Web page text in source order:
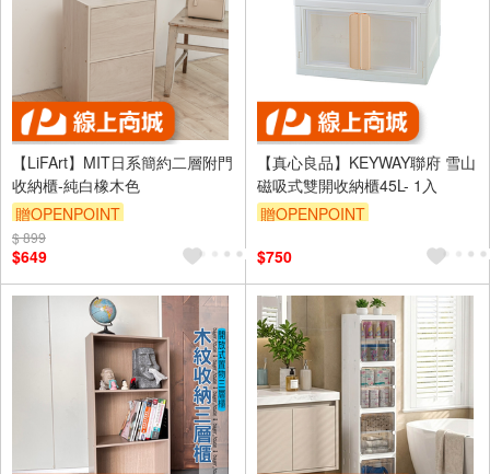
【LiFArt】MIT日系簡約二層附門
收納櫃-純白橡木色
贈OPENPOINT
$ 899
$649
【真心良品】KEYWAY聯府 雪山
磁吸式雙開收納櫃45L- 1入
贈OPENPOINT
$750